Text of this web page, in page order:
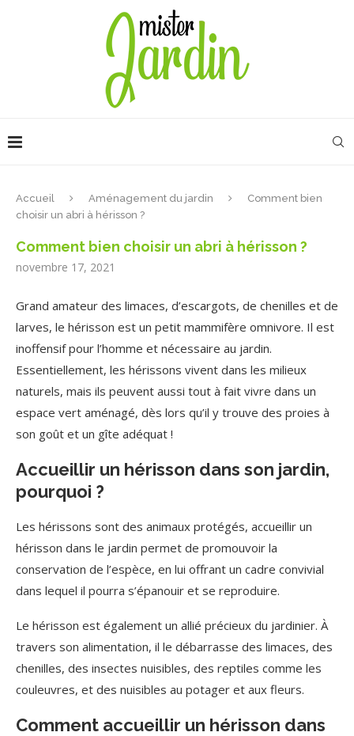
Accueil Aménagement du jardin
Comment bien
choisir un abri à hérisson ?
Comment bien choisir un abri à hérisson ?
novembre 17, 2021
Grand amateur des limaces, d’escargots, de chenilles et de
larves, le hérisson est un petit mammifère omnivore. Il est
inoffensif pour l’homme et nécessaire au jardin.
Essentiellement, les hérissons vivent dans les milieux
naturels, mais ils peuvent aussi tout à fait vivre dans un
espace vert aménagé, dès lors qu’il y trouve des proies à
son goût et un gîte adéquat !
Accueillir un hérisson dans son jardin,
pourquoi ?
Les hérissons sont des animaux protégés, accueillir un
hérisson dans le jardin permet de promouvoir la
conservation de l’espèce, en lui offrant un cadre convivial
dans lequel il pourra s’épanouir et se reproduire.
Le hérisson est également un allié précieux du jardinier. À
travers son alimentation, il le débarrasse des limaces, des
chenilles, des insectes nuisibles, des reptiles comme les
couleuvres, et des nuisibles au potager et aux fleurs.
Comment accueillir un hérisson dans